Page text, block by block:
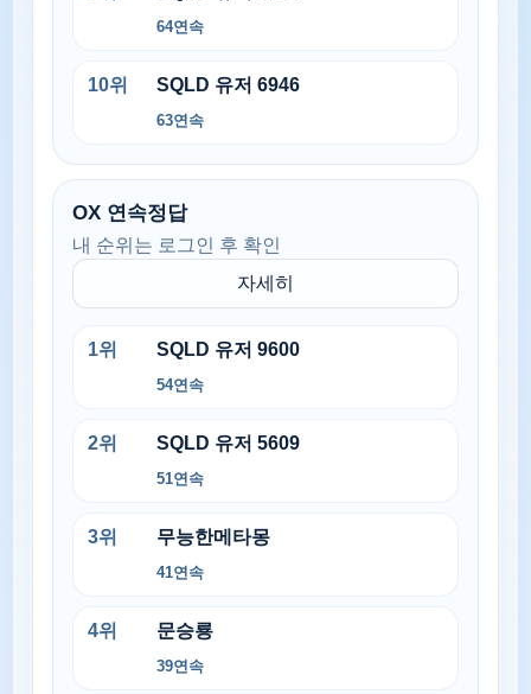
64연속
10위 SQLD 유저 6946
63연속
OX 연속정답
내 순위는 로그인 후 확인
자세히
1위 SQLD 유저 9600
54연속
2위 SQLD 유저 5609
51연속
3위 무능한메타몽
41연속
4위 문승룡
39연속